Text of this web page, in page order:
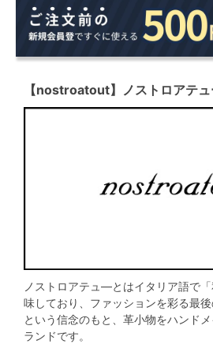
【nostroatout】ノストロアテ
ノストロアテュ―とはイタリア語で
味しており、ファッションを彩る最
という信念のもと、革小物をハンド
ランドです。